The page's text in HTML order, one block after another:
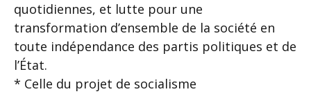
quotidiennes, et lutte pour une
transformation d’ensemble de la société en
toute indépendance des partis politiques et de
l’État.
* Celle du projet de socialisme